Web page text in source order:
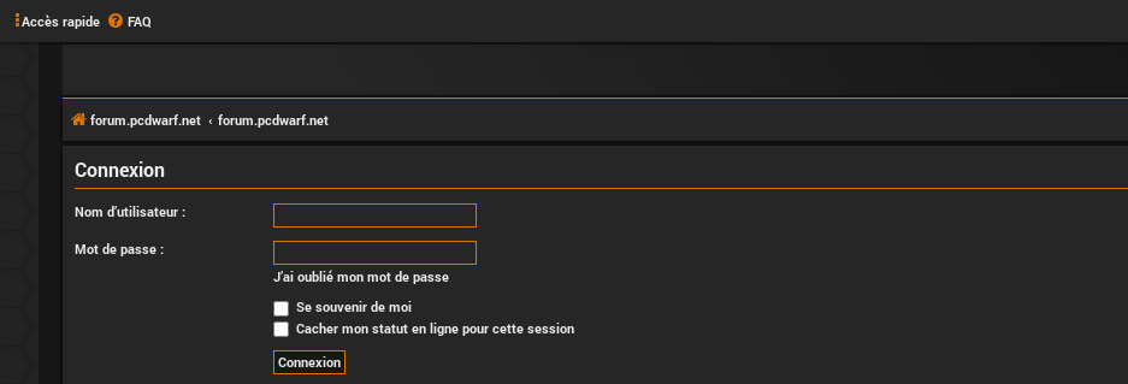
Accès rapide FAQ
forum.pcdwarf.net forum.pcdwarf.net
Connexion
Nom d’utilisateur :
Mot de passe :
J’ai oublié mon mot de passe
Se souvenir de moi
Cacher mon statut en ligne pour cette session